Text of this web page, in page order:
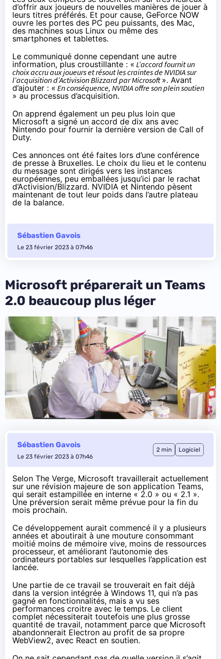
d’offrir aux joueurs de nouvelles manières de jouer à
leurs titres préférés. Et pour cause, GeForce NOW
ouvre les portes des PC peu puissants, des Mac,
des machines sous Linux ou même des
smartphones et tablettes.
Le communiqué donne cependant une autre
information, plus croustillante : « L’accord fournit un
choix accru aux joueurs et résout les craintes de NVIDIA sur
l’acquisition d’Activision Blizzard par Microsoft». Avant
d’ajouter : « En conséquence, NVIDIA offre son plein soutien
» au processus d’acquisition.
On apprend également un peu plus loin que
Microsoft a signé un accord de dix ans avec
Nintendo pour fournir la dernière version de Call of
Duty.
Ces annonces ont été faites lors d’une conférence
de presse à Bruxelles. Le choix du lieu et le contenu
du message sont dirigés vers les instances
européennes, peu emballées jusqu’ici par le rachat
d’Activision/Blizzard. NVIDIA et Nintendo pèsent
maintenant de tout leur poids dans l’autre plateau
de la balance.
Sébastien Gavois
Le 23 février 2023 à 07h46
Microsoft préparerait un Teams
2.0 beaucoup plus léger
Sébastien Gavois
Le 23 février 2023 à 07h46
2 min Logiciel
Selon The Verge, Microsoft travaillerait actuellement
sur une révision majeure de son application Teams,
qui serait estampillée en interne « 2.0 » ou « 2.1 ».
Une préversion serait même prévue pour la fin du
mois prochain.
Ce développement aurait commencé il y a plusieurs
années et aboutirait à une mouture consommant
moitié moins de mémoire vive, moins de ressources
processeur, et améliorant l’autonomie des
ordinateurs portables sur lesquelles l’application est
lancée.
Une partie de ce travail se trouverait en fait déjà
dans la version intégrée à Windows 11, qui n’a pas
gagné en fonctionnalités, mais a vu ses
performances croitre avec le temps. Le client
complet nécessiterait toutefois une plus grosse
quantité de travail, notamment parce que Microsoft
abandonnerait Electron au profit de sa propre
WebView2, avec React en soutien.